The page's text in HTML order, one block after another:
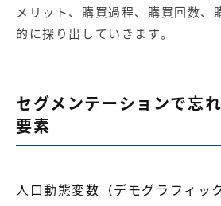
メリット、購買過程、購買回数、
的に探り出していきます。
セグメンテーションで忘
要素
人口動態変数（デモグラフィッ